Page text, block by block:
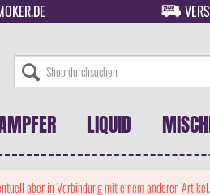
LIQUID
aber in Verbindung mit einem anderen Artikel.